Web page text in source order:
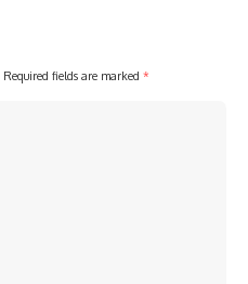
Required fields are marked *